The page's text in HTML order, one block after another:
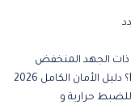
ذات الجهد المنخفض
حرارية و